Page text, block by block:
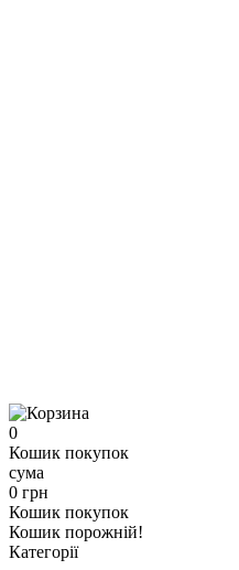
0
Кошик покупок
сума
0 грн
Кошик покупок
Кошик порожній!
Категорії